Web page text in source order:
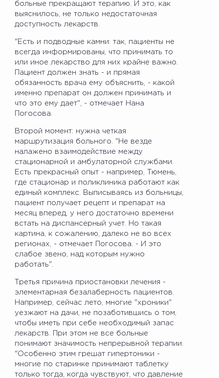
больные прекращают терапию. И это, как
выяснилось, не только недостаточная
доступность лекарств.
"Есть и подводные камни: так, пациенты не
всегда информированы, что принимать то
или иное лекарство для них крайне важно.
Пациент должен знать - и прямая
обязанность врача ему объяснить, - какой
именно препарат он должен принимать и
что это ему дает", - отмечает Нана
Погосова.
Второй момент: нужна четкая
маршрутизация больного. "Не везде
налажено взаимодействие между
стационарной и амбулаторной службами.
Есть прекрасный опыт - например, Тюмень,
где стационар и поликлиника работают как
единый комплекс. Выписываясь из больницы,
пациент получает рецепт и препарат на
месяц вперед, у него достаточно времени
встать на диспансерный учет. Но такая
картина, к сожалению, далеко не во всех
регионах, - отмечает Погосова. - И это
слабое звено, над которым нужно
работать".
Третья причина приостановки лечения -
элементарная безалаберность пациентов.
Например, сейчас лето, многие "хроники"
уезжают на дачи, не позаботившись о том,
чтобы иметь при себе необходимый запас
лекарств. При этом не все больные
понимают значимость непрерывной терапии.
"Особенно этим грешат гипертоники -
многие по старинке принимают таблетку
только тогда, когда чувствуют, что давление